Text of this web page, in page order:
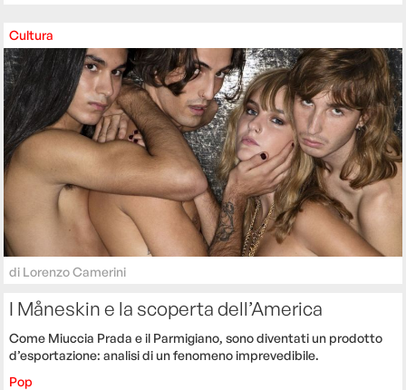
Cultura
di Lorenzo Camerini
I Måneskin e la scoperta dell’America
Come Miuccia Prada e il Parmigiano, sono diventati un prodotto
d’esportazione: analisi di un fenomeno imprevedibile.
Pop